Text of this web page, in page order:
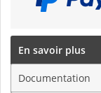
En savoir plus
Documentation